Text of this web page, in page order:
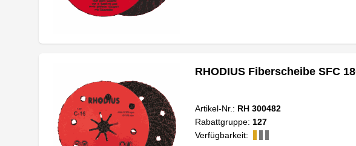
RHODIUS Fiberscheibe SFC
Artikel-Nr.: RH 300482
Rabattgruppe: 127
Verfügbarkeit: